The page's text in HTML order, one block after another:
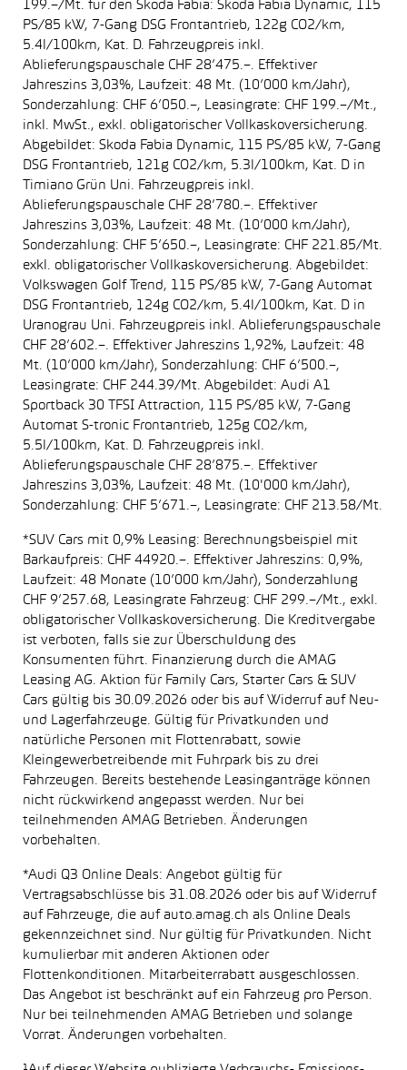
199.–/Mt. für den Skoda Fabia: Skoda Fabia Dynamic, 115
PS/85 kW, 7-Gang DSG Frontantrieb, 122g CO2/km,
5.4l/100km, Kat. D. Fahrzeugpreis inkl.
Ablieferungspauschale CHF 28’475.–. Effektiver
Jahreszins 3,03%, Laufzeit: 48 Mt. (10’000 km/Jahr),
Sonderzahlung: CHF 6’050.–, Leasingrate: CHF 199.–/Mt.,
inkl. MwSt., exkl. obligatorischer Vollkaskoversicherung.
Abgebildet: Skoda Fabia Dynamic, 115 PS/85 kW, 7-Gang
DSG Frontantrieb, 121g CO2/km, 5.3l/100km, Kat. D in
Timiano Grün Uni. Fahrzeugpreis inkl.
Ablieferungspauschale CHF 28’780.–. Effektiver
Jahreszins 3,03%, Laufzeit: 48 Mt. (10’000 km/Jahr),
Sonderzahlung: CHF 5’650.–, Leasingrate: CHF 221.85/Mt.
exkl. obligatorischer Vollkaskoversicherung. Abgebildet:
Volkswagen Golf Trend, 115 PS/85 kW, 7-Gang Automat
DSG Frontantrieb, 124g CO2/km, 5.4l/100km, Kat. D in
Uranograu Uni. Fahrzeugpreis inkl. Ablieferungspauschale
CHF 28’602.–. Effektiver Jahreszins 1,92%, Laufzeit: 48
Mt. (10’000 km/Jahr), Sonderzahlung: CHF 6’500.–,
Leasingrate: CHF 244.39/Mt. Abgebildet: Audi A1
Sportback 30 TFSI Attraction, 115 PS/85 kW, 7-Gang
Automat S-tronic Frontantrieb, 125g CO2/km,
5.5l/100km, Kat. D. Fahrzeugpreis inkl.
Ablieferungspauschale CHF 28’875.–. Effektiver
Jahreszins 3,03%, Laufzeit: 48 Mt. (10'000 km/Jahr),
Sonderzahlung: CHF 5’671.–, Leasingrate: CHF 213.58/Mt.
*SUV Cars mit 0,9% Leasing: Berechnungsbeispiel mit
Barkaufpreis: CHF 44920.–. Effektiver Jahreszins: 0,9%,
Laufzeit: 48 Monate (10’000 km/Jahr), Sonderzahlung
CHF 9’257.68, Leasingrate Fahrzeug: CHF 299.–/Mt., exkl.
obligatorischer Vollkaskoversicherung. Die Kreditvergabe
ist verboten, falls sie zur Überschuldung des
Konsumenten führt. Finanzierung durch die AMAG
Leasing AG. Aktion für Family Cars, Starter Cars & SUV
Cars gültig bis 30.09.2026 oder bis auf Widerruf auf Neu-
und Lagerfahrzeuge. Gültig für Privatkunden und
natürliche Personen mit Flottenrabatt, sowie
Kleingewerbetreibende mit Fuhrpark bis zu drei
Fahrzeugen. Bereits bestehende Leasinganträge können
nicht rückwirkend angepasst werden. Nur bei
teilnehmenden AMAG Betrieben. Änderungen
vorbehalten.
*Audi Q3 Online Deals: Angebot gültig für
Vertragsabschlüsse bis 31.08.2026 oder bis auf Widerruf
auf Fahrzeuge, die auf auto.amag.ch als Online Deals
gekennzeichnet sind. Nur gültig für Privatkunden. Nicht
kumulierbar mit anderen Aktionen oder
Flottenkonditionen. Mitarbeiterrabatt ausgeschlossen.
Das Angebot ist beschränkt auf ein Fahrzeug pro Person.
Nur bei teilnehmenden AMAG Betrieben und solange
Vorrat. Änderungen vorbehalten.